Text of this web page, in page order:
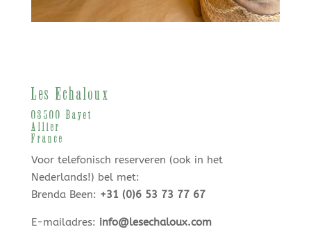
Les Echaloux
03500 Bayet
Allier
France
Voor telefonisch reserveren (ook in het
Nederlands!) bel met:
Brenda Been: +31 (0)6 53 73 77 67
E-mailadres: info@lesechaloux.com